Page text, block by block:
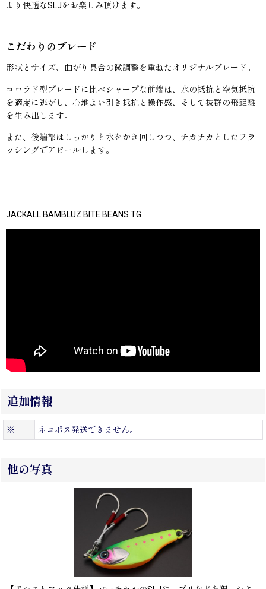
より快適なSLJをお楽しみ頂けます。
こだわりのブレード
形状とサイズ、曲がり具合の微調整を重ねたオリジナルブレード。
コロラド型ブレードに比べシャープな前端は、水の抵抗と空気抵抗
を適度に逃がし、心地よい引き抵抗と操作感、そして抜群の飛距離
を生み出します。
また、後端部はしっかりと水をかき回しつつ、チカチカとしたフラ
ッシングでアピールします。
JACKALL BAMBLUZ BITE BEANS TG
追加情報
※ ネコポス発送できません。
他の写真